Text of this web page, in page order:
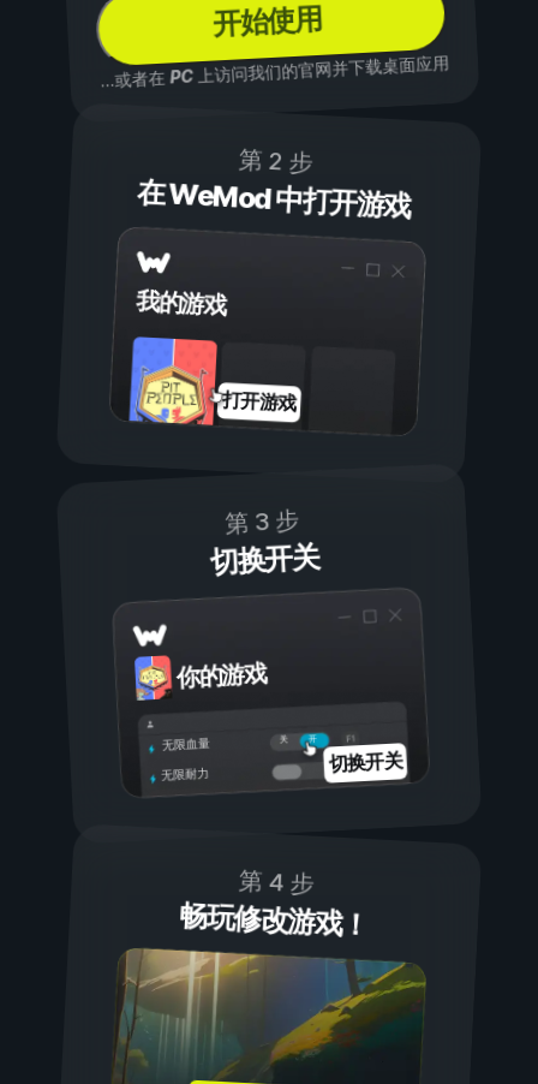
开始使用
...或者在PC上访问我们的官网并下载桌面应用
第 2 步
在 WeMod 中打开游戏
我的游戏
打开游戏
第 3 步
切换开关
你的游戏
开
关
无限血量
无限耐力
切换开关
第 4 步
畅玩修改游戏！